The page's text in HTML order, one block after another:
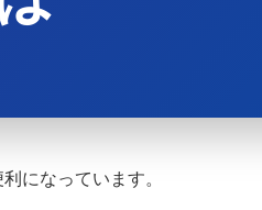
になっています。